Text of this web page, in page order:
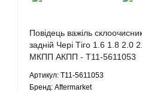
Повідець важіль
задній Чері Тіго 1.6 1.8 2.0
МКПП АКПП - T11-5611053
Артикул: T11-5611053
Брeнд: Aftermarket